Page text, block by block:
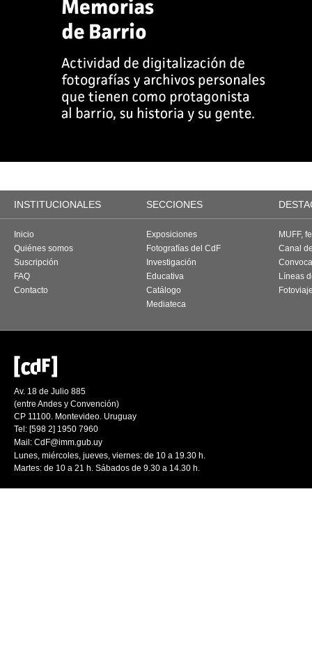
INSTITUCIONALES SECCIONES
Inicio
Quiénes somos
Suscripción
FAQ
Contacto
Exposiciones
Fotografías del CdF
Investigación
Educativa
Catálogo
Mediateca
MUFF,
Canal
Líneas
Av. 18 de Julio 885
(entre Andes y Convención)
CP 11100. Montevideo. Uruguay
Tel: [598 2] 1950 7960
Mail: CdF@imm.gub.uy
Lunes, miércoles, jueves, viernes: de 10 a 19.30 h.
Martes: de 10 a 21 h. Sábados de 9.30 a 14.30 h.